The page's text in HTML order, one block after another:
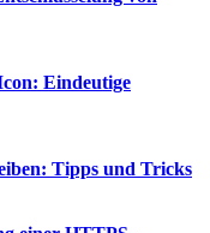
Eindeutige
Tipps und Tricks